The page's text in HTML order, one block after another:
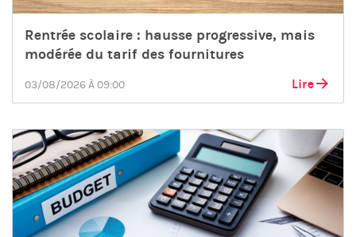
Rentrée scolaire : hausse progressive, mais
modérée du tarif des fournitures
03/08/2026 À 09:00 Lire